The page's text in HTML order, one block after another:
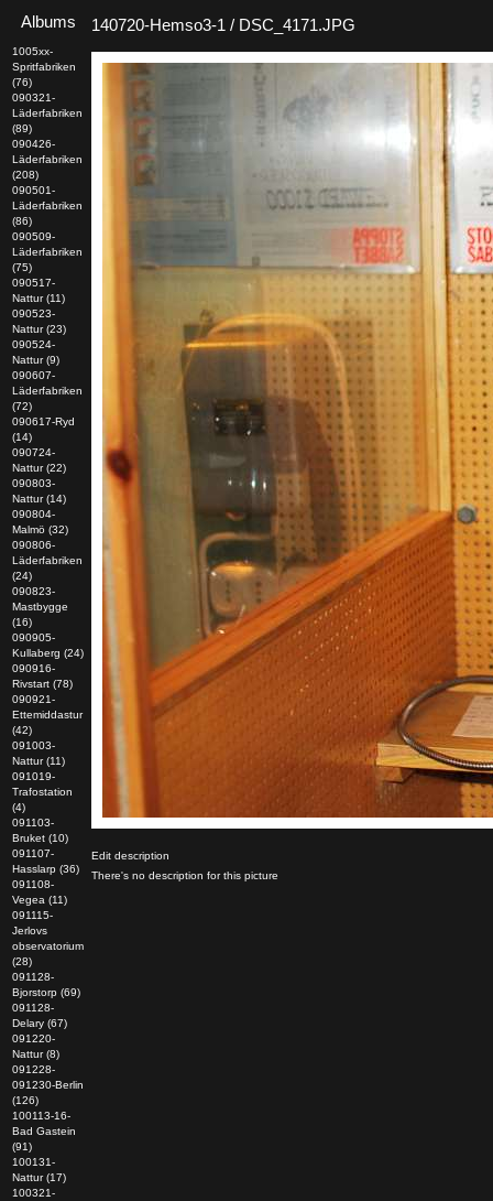
Albums
1005xx-
Spritfabriken
(76)
090321-
Läderfabriken
(89)
090426-
Läderfabriken
(208)
090501-
Läderfabriken
(86)
090509-
Läderfabriken
(75)
090517-
Nattur (11)
090523-
Nattur (23)
090524-
Nattur (9)
090607-
Läderfabriken
(72)
090617-Ryd
(14)
090724-
Nattur (22)
090803-
Nattur (14)
090804-
Malmö (32)
090806-
Läderfabriken
(24)
090823-
Mastbygge
(16)
090905-
Kullaberg (24)
090916-
Rivstart (78)
090921-
Ettemiddastur
(42)
091003-
Nattur (11)
091019-
Trafostation
(4)
091103-
Bruket (10)
091107-
Hasslarp (36)
091108-
Vegea (11)
091115-
Jerlovs
observatorium
(28)
091128-
Bjorstorp (69)
091128-
Delary (67)
091220-
Nattur (8)
091228-
091230-Berlin
(126)
100113-16-
Bad Gastein
(91)
100131-
Nattur (17)
100321-
140720-Hemso3-1 / DSC_4171.JPG
Edit description
There's no description for this picture